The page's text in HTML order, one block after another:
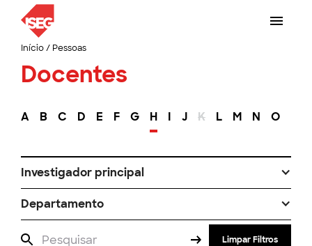
Início/ Pessoas
Docentes
A B C D E F G H I J K L M N O
Investigador principal
Departamento
Limpar Filtros